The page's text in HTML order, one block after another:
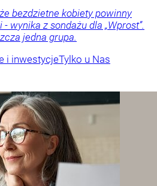
bezdzietne kobiety powinny
wynika z sondażu dla „Wprost”.
jedna grupa.
i inwestycjeTylko u Nas